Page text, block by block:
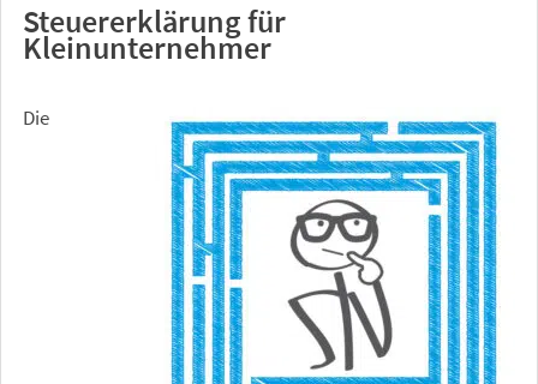
Steuererklärung für
Kleinunternehmer
Die